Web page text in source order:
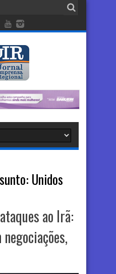
Unidos
ao Irã: